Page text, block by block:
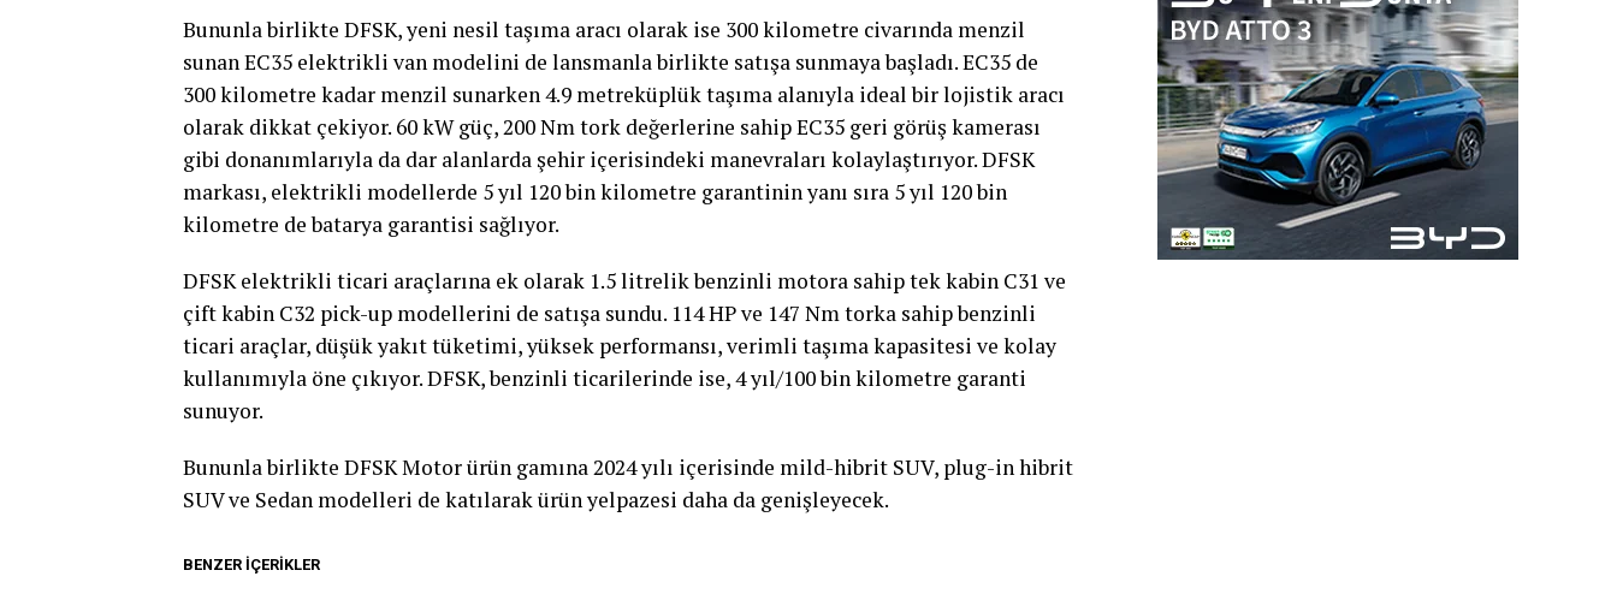
Bununla birlikte DFSK, yeni nesil taşıma aracı olarak ise 300 kilometre civarında menzil
sunan EC35 elektrikli van modelini de lansmanla birlikte satışa sunmaya başladı. EC35 de
300 kilometre kadar menzil sunarken 4.9 metreküplük taşıma alanıyla ideal bir lojistik aracı
olarak dikkat çekiyor. 60 kW güç, 200 Nm tork değerlerine sahip EC35 geri görüş kamerası
gibi donanımlarıyla da dar alanlarda şehir içerisindeki manevraları kolaylaştırıyor. DFSK
markası, elektrikli modellerde 5 yıl 120 bin kilometre garantinin yanı sıra 5 yıl 120 bin
kilometre de batarya garantisi sağlıyor.
DFSK elektrikli ticari araçlarına ek olarak 1.5 litrelik benzinli motora sahip tek kabin C31 ve
çift kabin C32 pick-up modellerini de satışa sundu. 114 HP ve 147 Nm torka sahip benzinli
ticari araçlar, düşük yakıt tüketimi, yüksek performansı, verimli taşıma kapasitesi ve kolay
kullanımıyla öne çıkıyor. DFSK, benzinli ticarilerinde ise, 4 yıl/100 bin kilometre garanti
sunuyor.
Bununla birlikte DFSK Motor ürün gamına 2024 yılı içerisinde mild-hibrit SUV, plug-in hibrit
SUV ve Sedan modelleri de katılarak ürün yelpazesi daha da genişleyecek.
BENZER İÇERIKLER